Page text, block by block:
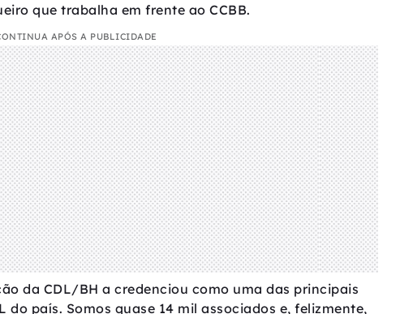
que trabalha em frente ao CCBB.
APÓS A PUBLICIDADE
da CDL/BH a credenciou como uma das principais
do país. Somos quase 14 mil associados e, felizmente,